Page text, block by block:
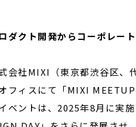
ダクト開発からコーポレー
社MIXI（東京都渋谷区、代
フィスにて「MIXI
ントは、2025年8月に実施